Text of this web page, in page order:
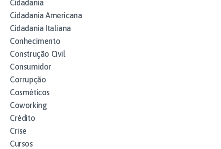
Cidadania
Cidadania Americana
Cidadania Italiana
Conhecimento
Construção Civil
Consumidor
Corrupção
Cosméticos
Coworking
Crédito
Crise
Cursos